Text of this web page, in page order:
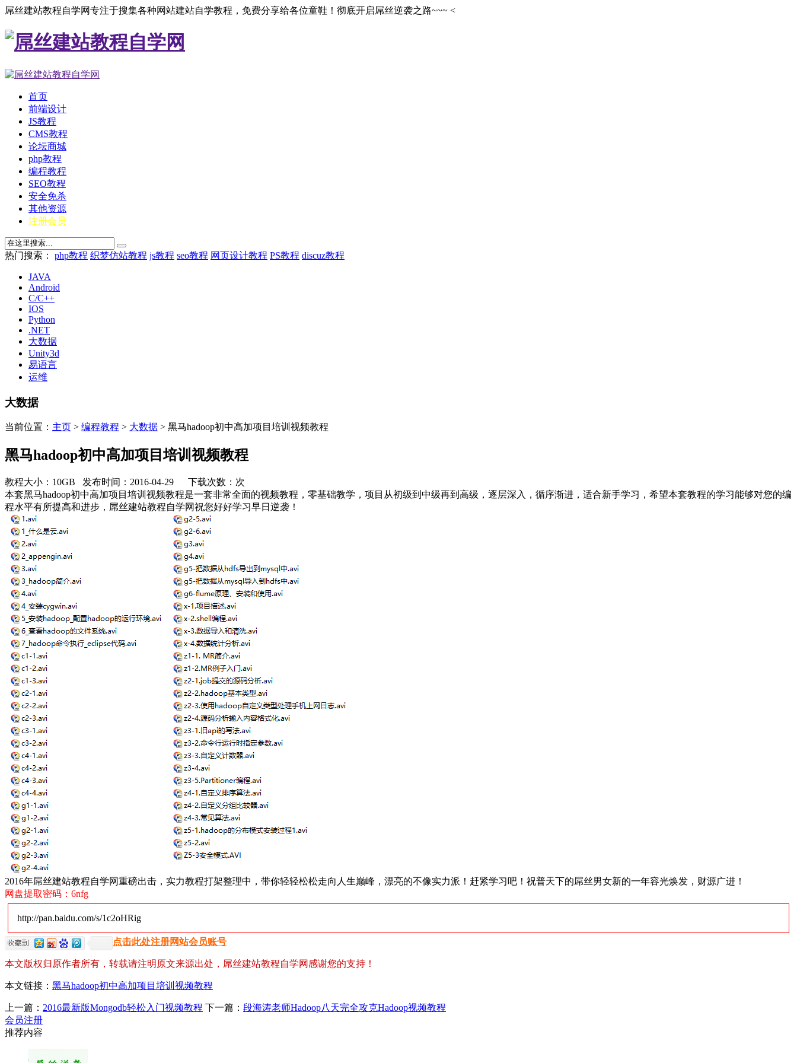
屌丝建站教程自学网专注于搜集各种网站建站自学教程，免费分享给各位童鞋！彻底开启屌丝逆袭之路~~~ <
首页
前端设计
JS教程
CMS教程
论坛商城
php教程
编程教程
SEO教程
安全免杀
其他资源
注册会员
热门搜索： php教程 织梦仿站教程 js教程 seo教程 网页设计教程 PS教程 discuz教程
JAVA
Android
C/C++
IOS
Python
.NET
大数据
Unity3d
易语言
运维
大数据
当前位置： 主页 > 编程教程 > 大数据 > 黑马hadoop初中高加项目培训视频教程
黑马hadoop初中高加项目培训视频教程
教程大小：10GB 发布时间：2016-04-29 下载次数： 次
本套黑马hadoop初中高加项目培训视频教程是一套非常全面的视频教程，零基础教学，项目从初级到中级再到高级，逐层深入，循序渐进，适合新手学习，希望本套教程的学习能够对您的编
程水平有所提高和进步，屌丝建站教程自学网祝您好好学习早日逆袭！
2016年屌丝建站教程自学网重磅出击，实力教程打架整理中，带你轻轻松松走向人生巅峰，漂亮的不像实力派！赶紧学习吧！祝普天下的屌丝男女新的一年容光焕发，财源广进！
网盘提取密码：6nfg
http://pan.baidu.com/s/1c2oHRig
点击此处注册网站会员账号
本文版权归原作者所有，转载请注明原文来源出处，屌丝建站教程自学网感谢您的支持！
本文链接： 黑马hadoop初中高加项目培训视频教程
上一篇： 2016最新版Mongodb轻松入门视频教程 下一篇： 段海涛老师Hadoop八天完全攻克Hadoop视频教程
会员注册
推荐内容